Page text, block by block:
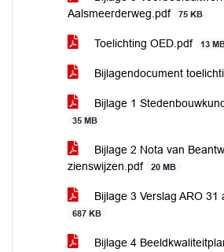
Aalsmeerderweg.pdf
75 KB
Toelichting OED.pdf 13
Bijlagendocument
Bijlage 1
35 MB
Bijlage 2 Nota van
zienswijzen.pdf
20 MB
Bijlage 3 Verslag ARO
687 KB
Bijlage 4